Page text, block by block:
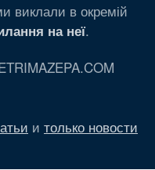
виклали в окремій
на неї.
и только новости